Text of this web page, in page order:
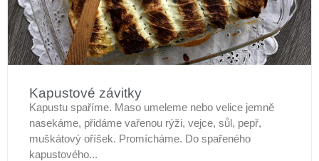
Kapustové závitky
Kapustu spaříme. Maso umeleme nebo velice jemně
nasekáme, přidáme vařenou rýži, vejce, sůl, pepř,
muškátový oříšek. Promícháme. Do spařeného
kapustového...